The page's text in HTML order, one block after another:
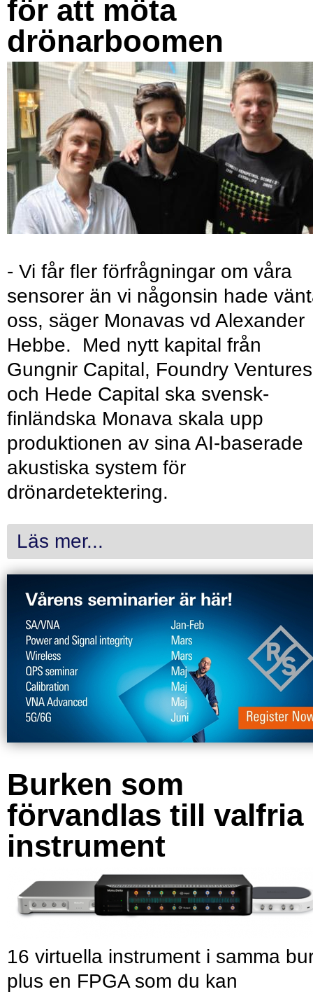
för att möta
drönarboomen
- Vi får fler förfrågningar om våra
sensorer än vi någonsin hade
oss, säger Monavas vd Alexander
Hebbe. Med nytt kapital från
Gungnir Capital, Foundry Ventures
och Hede Capital ska svensk-
finländska Monava skala upp
produktionen av sina AI-baserade
akustiska system för
drönardetektering.
Läs mer...
Burken som
förvandlas till valfria
instrument
16 virtuella instrument i samma
plus en FPGA som du kan